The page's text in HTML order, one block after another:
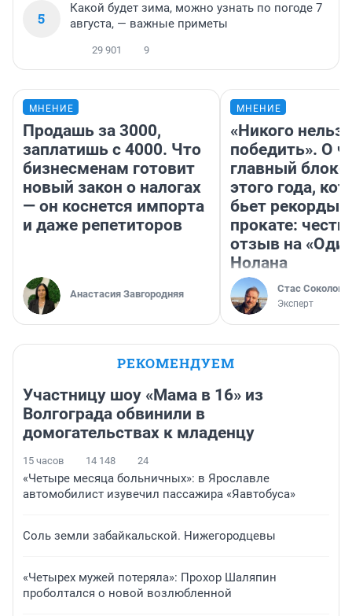
5
Какой будет зима, можно узнать по погоде 7
августа, — важные приметы
29 901 9
МНЕНИЕ
Продашь за 3000,
заплатишь с 4000. Что
бизнесменам готовит
новый закон о налогах
— он коснется импорта
и даже репетиторов
Анастасия Завгородняя
МНЕНИЕ
«Никого нельзя
победить». О
главный
этого года,
бьет рекорды в
прокате:
отзыв на
Нолана
Стас Соколов
Эксперт
РЕКОМЕНДУЕМ
Участницу шоу «Мама в 16» из
Волгограда обвинили в
домогательствах к младенцу
15 часов 14 148 24
«Четыре месяца больничных»: в Ярославле
автомобилист изувечил пассажира «Яавтобуса»
Соль земли забайкальской. Нижегородцевы
«Четырех мужей потеряла»: Прохор Шаляпин
проболтался о новой возлюбленной